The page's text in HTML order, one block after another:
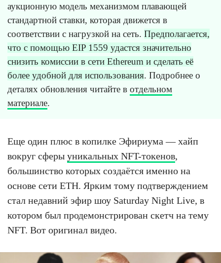
аукционную модель механизмом плавающей
стандартной ставки, которая движется в
соответствии с нагрузкой на сеть. Предполагается,
что с помощью EIP 1559 удастся значительно
снизить комиссии в сети Ethereum и сделать её
более удобной для использования. Подробнее о
деталях обновления читайте в отдельном
материале.
Еще один плюс в копилке Эфириума — хайп
вокруг сферы уникальных NFT-токенов,
большинство которых создаётся именно на
основе сети ETH. Ярким тому подтверждением
стал недавний эфир шоу Saturday Night Live, в
котором был продемонстрирован скетч на тему
NFT. Вот оригинал видео.